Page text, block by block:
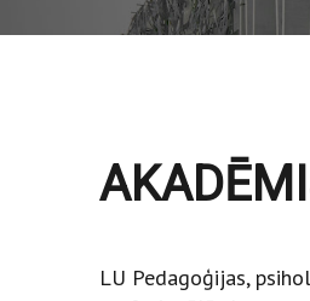
LU Pedagoģijas,